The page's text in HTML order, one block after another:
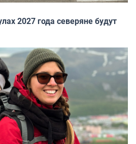
2027 года северяне будут